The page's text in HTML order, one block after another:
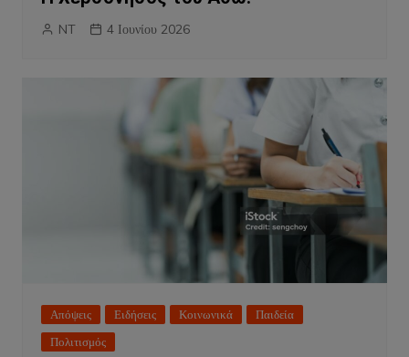
NT 4 Ιουνίου 2026
Απόψεις Ειδήσεις Κοινωνικά
Παιδεία
Πολιτισμός